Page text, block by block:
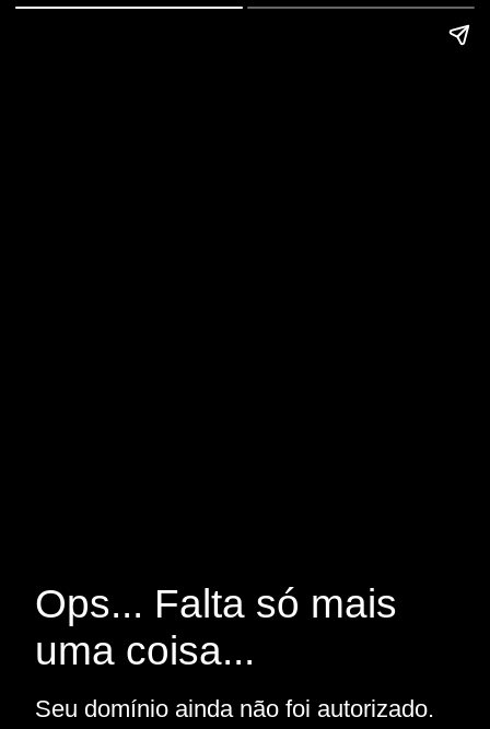
Ops... Falta só mais
uma coisa...
Seu domínio ainda não foi autorizado.